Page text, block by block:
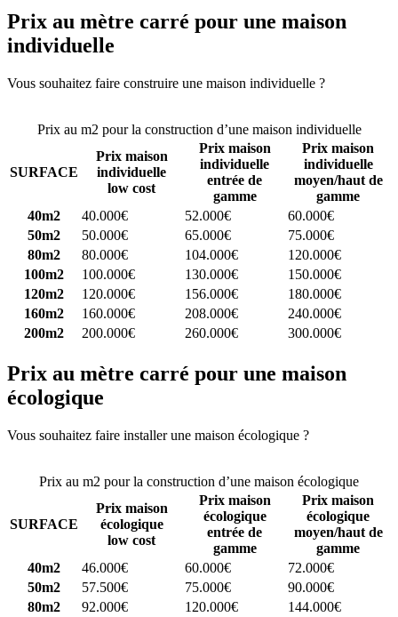
Prix au mètre carré pour une maison
individuelle
Vous souhaitez faire construire une maison individuelle ?
Prix au m2 pour la construction d’une maison individuelle
SURFACE
Prix maison
individuelle
low cost
Prix maison
individuelle
entrée de
gamme
Prix maison
individuelle
moyen/haut de
gamme
40m2
40.000€ 52.000€
60.000€
50m2
50.000€ 65.000€
75.000€
80m2
80.000€ 104.000€
120.000€
100m2
100.000€ 130.000€
150.000€
120m2
120.000€ 156.000€
180.000€
160m2
160.000€ 208.000€
240.000€
200m2
200.000€ 260.000€ 300.000€
Prix au mètre carré pour une maison
écologique
Vous souhaitez faire installer une maison écologique ?
Prix au m2 pour la construction d’une maison écologique
SURFACE
Prix maison
écologique
low cost
Prix maison
écologique
entrée de
gamme
Prix maison
écologique
moyen/haut de
gamme
40m2
46.000€ 60.000€
72.000€
50m2
57.500€ 75.000€
90.000€
80m2
92.000€ 120.000€
144.000€